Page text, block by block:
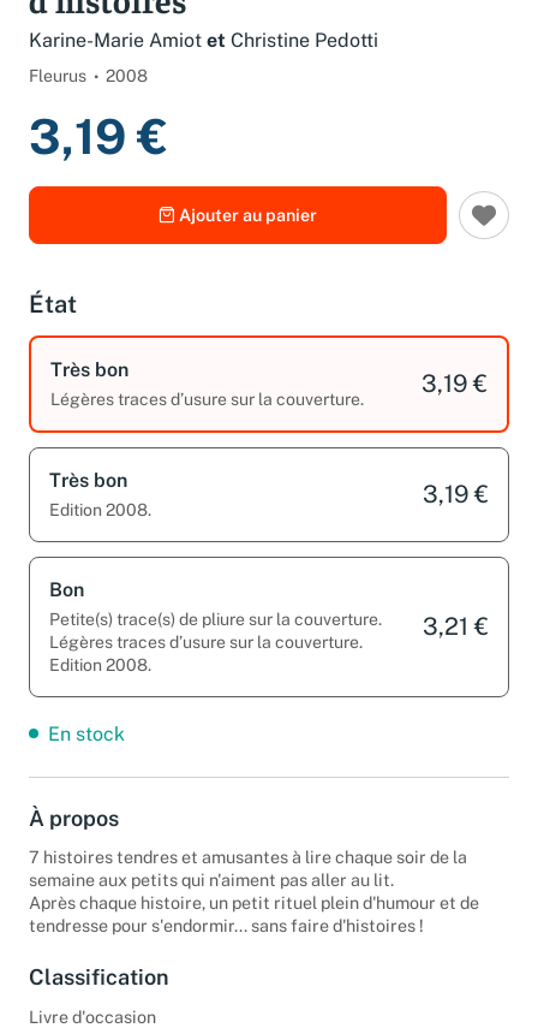
Karine-Marie Amiot et Christine Pedotti
Fleurus 2008
3,19 €
Ajouter au panier
État
Très bon
Légères traces d’usure sur la couverture.
3,19 €
Très bon
Edition 2008.
3,19 €
Bon
Petite(s) trace(s) de pliure sur la couverture.
Légères traces d’usure sur la couverture.
Edition 2008.
3,21 €
En stock
À propos
7 histoires tendres et amusantes à lire chaque soir de la
semaine aux petits qui n'aiment pas aller au lit.
Après chaque histoire, un petit rituel plein d'humour et de
tendresse pour s'endormir... sans faire d'histoires !
Classification
Livre d'occasion